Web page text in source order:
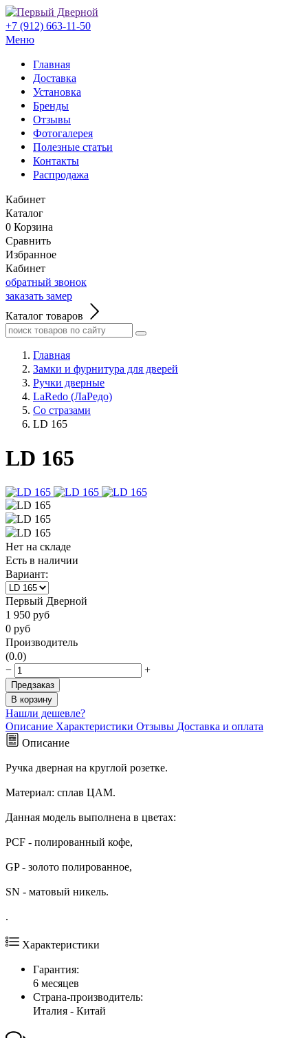
+7 (912) 663-11-50
Меню
Главная
Доставка
Установка
Бренды
Отзывы
Фотогалерея
Полезные статьи
Контакты
Распродажа
Кабинет
Каталог
0 Корзина
Сравнить
Избранное
Кабинет
обратный звонок
заказать замер
Каталог товаров
Главная
Замки и фурнитура для дверей
Ручки дверные
LaRedo (ЛаРедо)
Со стразами
LD 165
LD 165
Нет на складе
Есть в наличии
Вариант:
Первый Дверной
1 950 руб
0 руб
Производитель
(0.0)
− +
Предзаказ
В корзину
Нашли дешевле?
Описание Характеристики Отзывы Доставка и оплата
Описание
Ручка дверная на круглой розетке.
Материал: сплав ЦАМ.
Данная модель выполнена в цветах:
PCF - полированный кофе,
GP - золото полированное,
SN - матовый никель.
.
Характеристики
Гарантия:
6 месяцев
Страна-производитель:
Италия - Китай